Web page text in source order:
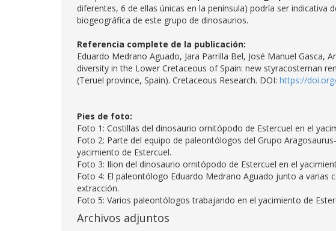
diferentes, 6 de ellas únicas en la península) podría ser
biogeográfica de este grupo de dinosaurios.
Referencia complete de la publicación:
Eduardo Medrano Aguado, Jara Parrilla Bel, José Manuel Gasca,
diversity in the Lower Cretaceous of Spain: new styracosternan
(Teruel province, Spain). Cretaceous Research. DOI: https://
Pies de foto:
Foto 1: Costillas del dinosaurio ornitópodo de Estercuel en el
Foto 2: Parte del equipo de paleontólogos del Grupo
yacimiento de Estercuel.
Foto 3: Ilion del dinosaurio ornitópodo de Estercuel en el
Foto 4: El paleontólogo Eduardo Medrano Aguado junto a varias
extracción.
Foto 5: Varios paleontólogos trabajando en el yacimiento de
Archivos adjuntos